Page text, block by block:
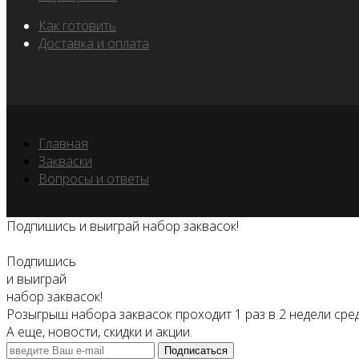
Как готовить
Доставка и оплата
Главная
Закваски
Вопросы и ответы
Подпишись и выиграй набор заквасок!
Подпишись
и выиграй
набор заквасок!
Розыгрыш набора заквасок проходит 1 раз в 2 недели
А еще, новости, скидки и акции.